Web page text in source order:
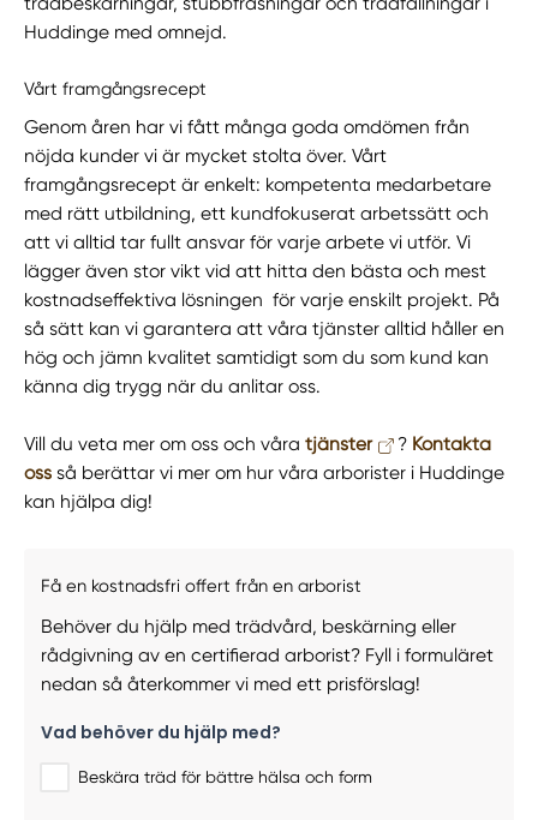
Huddinge med omnejd.
Vårt framgångsrecept
Genom åren har vi fått många goda omdömen från
nöjda kunder vi är mycket stolta över. Vårt
framgångsrecept är enkelt: kompetenta medarbetare
med rätt utbildning, ett kundfokuserat arbetssätt och
att vi alltid tar fullt ansvar för varje arbete vi utför. Vi
lägger även stor vikt vid att hitta den bästa och mest
kostnadseffektiva lösningen för varje enskilt projekt. På
så sätt kan vi garantera att våra tjänster alltid håller en
hög och jämn kvalitet samtidigt som du som kund kan
känna dig trygg när du anlitar oss.
Vill du veta mer om oss och våratjänster ? Kontakta
oss så berättar vi mer om hur våra arborister i Huddinge
kan hjälpa dig!
Få en kostnadsfri offert från en arborist
Behöver du hjälp med trädvård, beskärning eller
rådgivning av en certifierad arborist? Fyll i formuläret
nedan så återkommer vi med ett prisförslag!
Vad behöver du hjälp med?
Beskära träd för bättre hälsa och form